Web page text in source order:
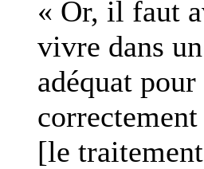
« Or, il faut
vivre dans
adéquat
[le